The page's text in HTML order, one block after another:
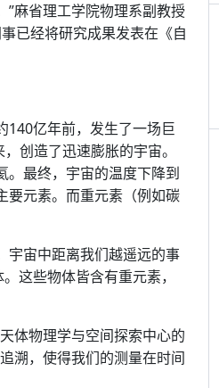
麻省理工学院物理系副教授
已经将研究成果发表在《自
140亿年前，发生了一场巨
创造了迅速膨胀的宇宙。
。最终，宇宙的温度下降到
要元素。而重元素（例如碳
宇宙中距离我们越遥远的事
这些物体皆含有重元素，
体物理学与空间探索中心的
溯，使得我们的测量在时间